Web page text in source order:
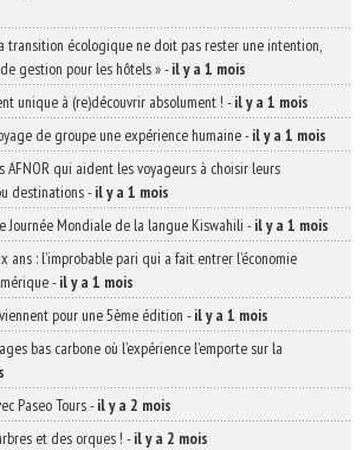
transition écologique ne doit pas rester une intention,
gestion pour les hôtels »-il y a 1 mois
unique à (re)découvrir absolument ! -il y a 1 mois
de groupe une expérience humaine-il y a 1 mois
AFNOR qui aident les voyageurs à choisir leurs
destinations-il y a 1 mois
Journée Mondiale de la langue Kiswahili -il y a 1 mois
ans : l’improbable pari qui a fait entrer l’économie
-il y a 1 mois
pour une 5ème édition -il y a 1 mois
bas carbone où l’expérience l’emporte sur la
Paseo Tours-il y a 2 mois
et des orques ! -il y a 2 mois